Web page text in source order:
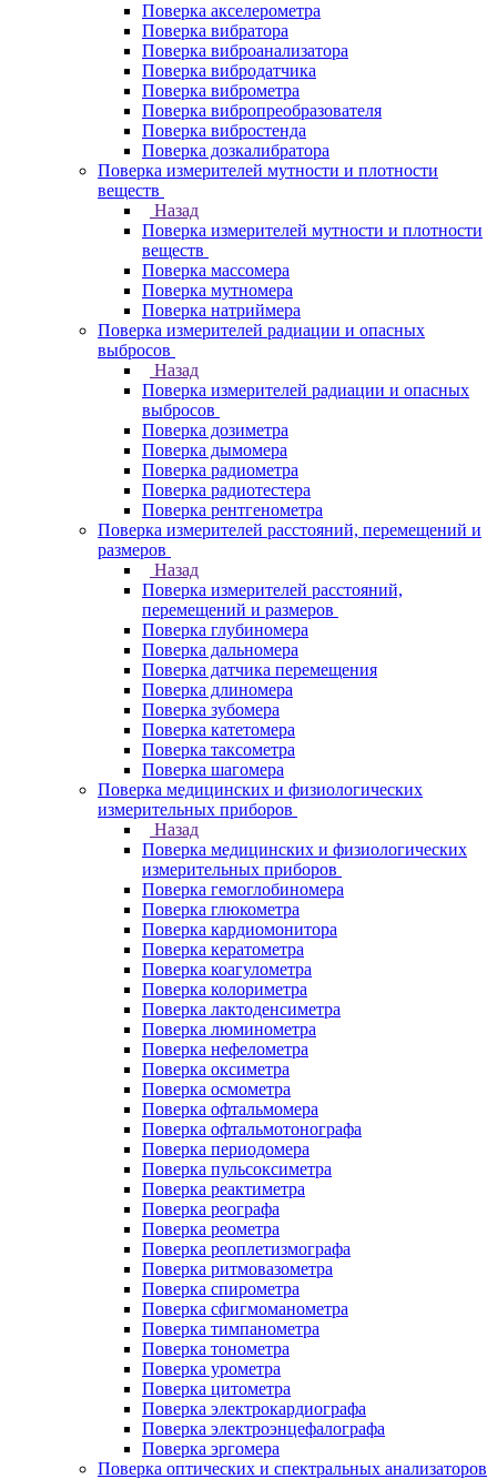
Поверка акселерометра
Поверка вибратора
Поверка виброанализатора
Поверка вибродатчика
Поверка виброметра
Поверка вибропреобразователя
Поверка вибростенда
Поверка дозкалибратора
Поверка измерителей мутности и плотности
веществ
Назад
Поверка измерителей мутности и плотности
веществ
Поверка массомера
Поверка мутномера
Поверка натриймера
Поверка измерителей радиации и опасных
выбросов
Назад
Поверка измерителей радиации и опасных
выбросов
Поверка дозиметра
Поверка дымомера
Поверка радиометра
Поверка радиотестера
Поверка рентгенометра
Поверка измерителей расстояний, перемещений и
размеров
Назад
Поверка измерителей расстояний,
перемещений и размеров
Поверка глубиномера
Поверка дальномера
Поверка датчика перемещения
Поверка длиномера
Поверка зубомера
Поверка катетомера
Поверка таксометра
Поверка шагомера
Поверка медицинских и физиологических
измерительных приборов
Назад
Поверка медицинских и физиологических
измерительных приборов
Поверка гемоглобиномера
Поверка глюкометра
Поверка кардиомонитора
Поверка кератометра
Поверка коагулометра
Поверка колориметра
Поверка лактоденсиметра
Поверка люминометра
Поверка нефелометра
Поверка оксиметра
Поверка осмометра
Поверка офтальмомера
Поверка офтальмотонографа
Поверка периодомера
Поверка пульсоксиметра
Поверка реактиметра
Поверка реографа
Поверка реометра
Поверка реоплетизмографа
Поверка ритмовазометра
Поверка спирометра
Поверка сфигмоманометра
Поверка тимпанометра
Поверка тонометра
Поверка урометра
Поверка цитометра
Поверка электрокардиографа
Поверка электроэнцефалографа
Поверка эргомера
Поверка оптических и спектральных анализаторов